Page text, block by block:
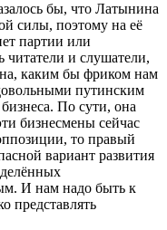
бы, что Латынина
силы, поэтому на её
партии или
читатели и слушатели,
каким бы фриком нам
путинским
По сути, она
бизнесмены сейчас
то правый
вариант развития
И нам надо быть к
представлять